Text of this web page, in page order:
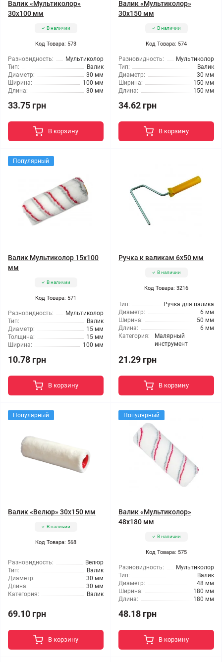
Валик «Мультиколор»
30x100 мм
В наличии
Код Товара: 573
Разновидность:
Мультиколор
Тип:
Валик
Диаметр:
30 мм
Ширина:
100 мм
Длина:
30 мм
33.75 грн
В корзину
Валик «Мультиколор»
30x150 мм
В наличии
Код Товара: 574
Разновидность:
Мультиколор
Тип:
Валик
Диаметр:
30 мм
Ширина:
150 мм
Длина:
150 мм
34.62 грн
В корзину
Популярный
Валик Мультиколор 15x100
мм
В наличии
Код Товара: 571
Разновидность:
Мультиколор
Тип:
Валик
Диаметр:
15 мм
Толщина:
15 мм
Ширина:
100 мм
10.78 грн
В корзину
Ручка к валикам 6x50 мм
В наличии
Код Товара: 3216
Тип:
Ручка для валика
Диаметр:
6 мм
Ширина:
50 мм
Длина:
6 мм
Категория:
Малярный
инструмент
21.29 грн
В корзину
Популярный
Валик «Велюр» 30x150 мм
В наличии
Код Товара: 568
Разновидность:
Велюр
Тип:
Валик
Диаметр:
30 мм
Длина:
30 мм
Категория:
Валик
69.10 грн
В корзину
Популярный
Валик «Мультиколор»
48x180 мм
В наличии
Код Товара: 575
Разновидность:
Мультиколор
Тип:
Валик
Диаметр:
48 мм
Ширина:
180 мм
Длина:
180 мм
48.18 грн
В корзину